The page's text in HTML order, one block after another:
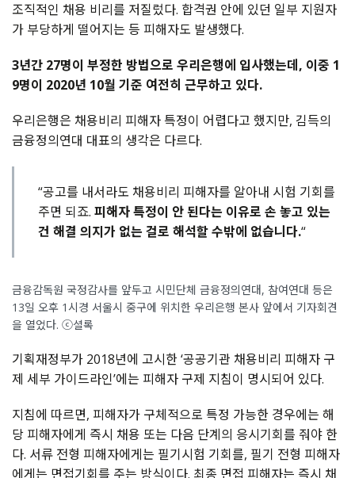
조직적인 채용 비리를 저질렀다. 합격권 안에 있던 일부 지원자
가 부당하게 떨어지는 등 피해자도 발생했다.
3년간 27명이 부정한 방법으로 우리은행에 입사했는데, 이중 1
9명이 2020년 10월 기준 여전히 근무하고 있다.
우리은행은 채용비리 피해자 특정이 어렵다고 했지만, 김득의
금융정의연대 대표의 생각은 다르다.
“공고를 내서라도 채용비리 피해자를 알아내 시험 기회를
주면 되죠. 피해자 특정이 안 된다는 이유로 손 놓고 있는
건 해결 의지가 없는 걸로 해석할 수밖에 없습니다.“
금융감독원 국정감사를 앞두고 시민단체 금융정의연대, 참여연대 등은
13일 오후 1시경 서울시 중구에 위치한 우리은행 본사 앞에서 기자회견
을 열었다. ⓒ셜록
기획재정부가 2018년에 고시한 ‘공공기관 채용비리 피해자 구
제 세부 가이드라인’에는 피해자 구제 지침이 명시되어 있다.
지침에 따르면, 피해자가 구체적으로 특정 가능한 경우에는 해
당 피해자에게 즉시 채용 또는 다음 단계의 응시기회를 줘야 한
다. 서류 전형 피해자에게는 필기시험 기회를, 필기 전형 피해자
에게는 면접기회를 주는 방식이다. 최종 면접 피해자는 즉시 채